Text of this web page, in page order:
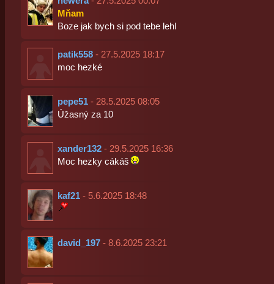
Mňam
Boze jak bych si pod tebe lehl
patik558- 27.5.2025 18:17
moc hezké
pepe51- 28.5.2025 08:05
Úžasný za 10
xander132- 29.5.2025 16:36
Moc hezky cákáš
kaf21- 5.6.2025 18:48
david_197- 8.6.2025 23:21